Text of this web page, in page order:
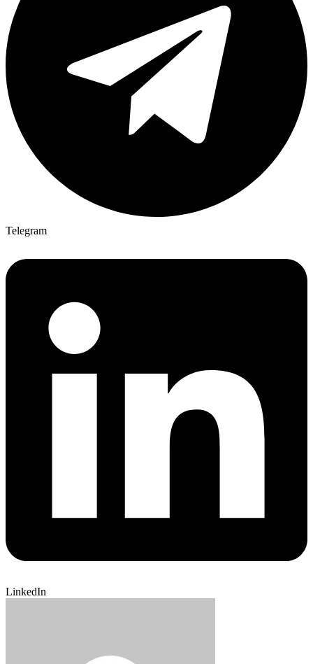
Telegram
LinkedIn